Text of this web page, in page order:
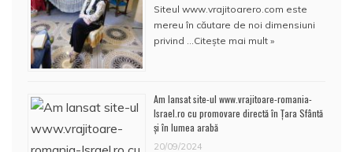
Siteul www.vrajitoarero.com este
mereu în căutare de noi dimensiuni
privind …Citește mai mult »
Am lansat site-ul www.vrajitoare-romania-
Israel.ro cu promovare directă în Țara Sfântă
și în lumea arabă
20/09/2024